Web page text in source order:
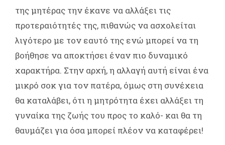
της μητέρας την έκανε να αλλάξει τις
προτεραιότητές της, πιθανώς να ασχολείται
λιγότερο με τον εαυτό της ενώ μπορεί να τη
βοήθησε να αποκτήσει έναν πιο δυναμικό
χαρακτήρα. Στην αρχή, η αλλαγή αυτή είναι ένα
μικρό σοκ για τον πατέρα, όμως στη συνέχεια
θα καταλάβει, ότι η μητρότητα έχει αλλάξει τη
γυναίκα της ζωής του προς το καλό- και θα τη
θαυμάζει για όσα μπορεί πλέον να καταφέρει!